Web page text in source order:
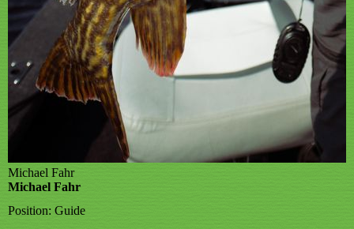
Michael Fahr
Michael Fahr
Position: Guide